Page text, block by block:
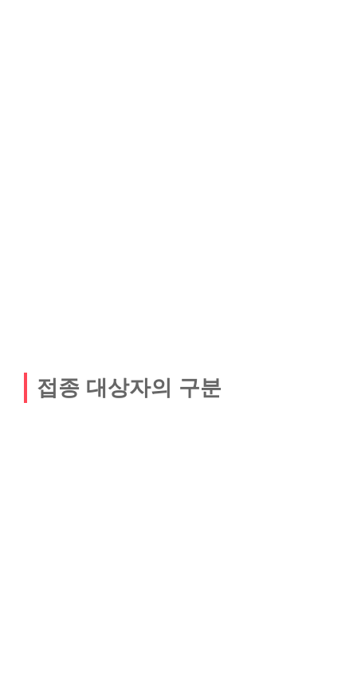
접종 대상자의 구분